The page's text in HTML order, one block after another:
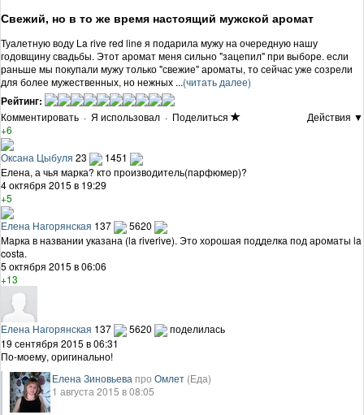
Свежий, но в то же время настоящий мужской аромат
Туалетную воду La rive red line я подарила мужу на очередную нашу
годовщину свадьбы. Этот аромат меня сильно "зацепил" при выборе. если
раньше мы покупали мужу только "свежие" ароматы, то сейчас уже созрели
для более мужественных, но нежных ...(читать далее)
Рейтинг:
Комментировать · Я использовал · Поделиться
Действия ▼
+6
Оксана Цыбуля 23
1451
Елена, а чья марка? кто производитель(парфюмер)?
4 октября 2015 в 19:29
+5
Елена Нагорянская 137
5620
Марка в названии указана (la riverive). Это хорошая подделка под ароматы la
costa.
5 октября 2015 в 06:06
+13
Елена Нагорянская 137 5620
поделилась
19 сентября 2015 в 06:31
По-моему, оригинально!
Елена Зиновьева про Омлет (Еда)
1 августа 2015 в 08:05